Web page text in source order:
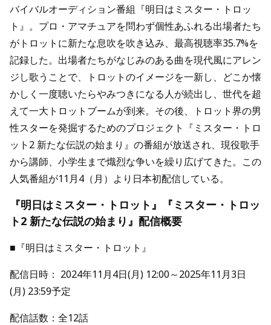
バイバルオーディション番組『明日はミスター・トロッ
ト』。プロ・アマチュアを問わず個性あふれる出場者たち
がトロットに新たな息吹を吹き込み、最高視聴率35.7%を
記録した。出場者たちがなじみのある曲を現代風にアレン
ジし歌うことで、トロットのイメージを一新し、どこか懐
かしく一度聴いたらやみつきになる人が続出し、世代を超
えて一大トロットブームが到来。その後、トロット界の男
性スターを発掘するためのプロジェクト『ミスター・トロ
ット2 新たな伝説の始まり』の番組が放送され、現役歌手
から講師、小学生まで熾烈な争いを繰り広げてきた。この
人気番組が11月4（月）より日本初配信している。
『明日はミスター・トロット』『ミスター・トロッ
ト2 新たな伝説の始まり』配信概要
■『明日はミスター・トロット』
配信日時： 2024年11月4日(月) 12:00～2025年11月3日
(月) 23:59予定
配信話数：全12話